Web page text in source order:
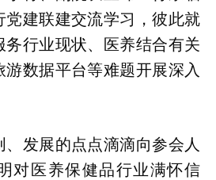
党建联建交流学习，彼此就
行业现状、医养结合有关
数据平台等难题开展深入
发展的点点滴滴向参会人
对医养保健品行业满怀信